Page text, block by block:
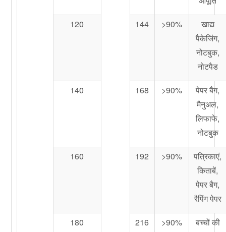
120 144 >90%
खाद्य
पैकेजिंग,
नोटबुक,
नोटपैड
140 168 >90%
पेपर बैग,
मैनुअल,
लिफाफे,
नोटबुक
160 192 >90%
पत्रिकाएं,
किताबें,
पेपर बैग,
रैपिंग पेपर
180 216 >90%
बच्चों की